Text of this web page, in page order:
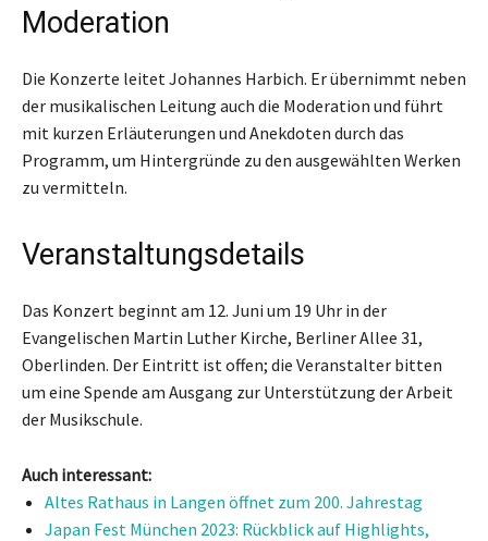
Moderation
Die Konzerte leitet Johannes Harbich. Er übernimmt neben
der musikalischen Leitung auch die Moderation und führt
mit kurzen Erläuterungen und Anekdoten durch das
Programm, um Hintergründe zu den ausgewählten Werken
zu vermitteln.
Veranstaltungsdetails
Das Konzert beginnt am 12. Juni um 19 Uhr in der
Evangelischen Martin Luther Kirche, Berliner Allee 31,
Oberlinden. Der Eintritt ist offen; die Veranstalter bitten
um eine Spende am Ausgang zur Unterstützung der Arbeit
der Musikschule.
Auch interessant:
Altes Rathaus in Langen öffnet zum 200. Jahrestag
Japan Fest München 2023: Rückblick auf Highlights,